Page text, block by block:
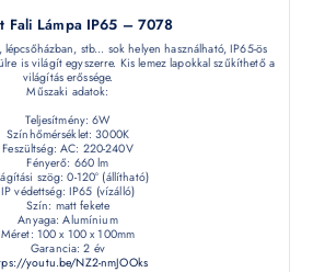
Fali Lámpa IP65 – 7078
stb... sok helyen használható, IP65-ös
is világít egyszerre. Kis lemez lapokkal szűkíthető a
világítás erőssége.
Műszaki adatok:
Teljesítmény: 6W
Színhőmérséklet: 3000K
Feszültség: AC: 220-240V
Fényerő: 660 lm
szög: 0-120° (állítható)
IP védettség: IP65 (vízálló)
Szín: matt fekete
Anyaga: Alumínium
Méret: 100 x 100 x 100mm
Garancia: 2 év
youtu.be/NZ2-nmJOOks